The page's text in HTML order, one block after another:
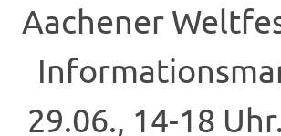
Aachener
29.06., 14-18